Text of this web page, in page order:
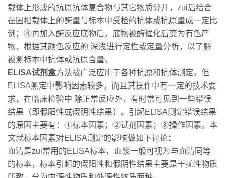
载体上形成的抗原抗体复合物与其它物质分开，zui后结合
在固相载体上的酶量与标本中受检的抗体或抗原量成一定比
例；④再加入酶反应底物后，底物被酶催化后变为有色产
物，根据其颜色反应的 深浅进行定性或定量分析，以了解
被测标本中抗体或抗原含量。
ELISA试剂盒方法被广泛应用于各种抗原和抗体测定。但
ELISA测定中影响因素较多，而且其操作中有一定的技术要
求，在临床检验中 除正常反应外，有时常可见到一些错误
结果（即假阳性或假阴性结果）。引起ELISA测定错误结果
的原因主要有：①标本因素；②试剂因素；③操作因素。本
文就标本因素对ELISA测定的影响做如下讨论：
血清是zui常用的ELISA标本，血浆一般可视为与血清同等
的标本，标本引起的假阳性和假阴性结果主要是干扰性物质